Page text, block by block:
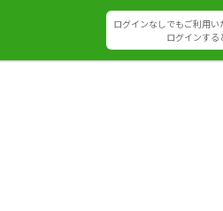
ログインなしでもご利用い
ログインする